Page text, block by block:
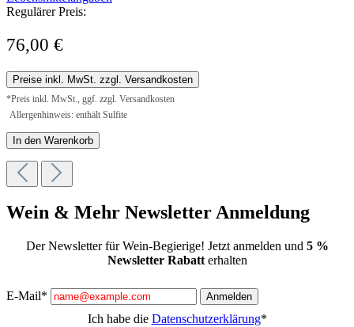
Regulärer Preis:
76,00 €
Preise inkl. MwSt. zzgl. Versandkosten
*Preis inkl. MwSt., ggf. zzgl. Versandkosten
Allergenhinweis: enthält Sulfite
In den Warenkorb
Wein & Mehr Newsletter Anmeldung
Der Newsletter für Wein-Begierige! Jetzt anmelden und 5 %
Newsletter Rabatterhalten
E-Mail* Anmelden
Ich habe die Datenschutzerklärung*